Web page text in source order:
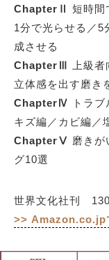
ChapterⅡ 短時間
1分で光らせる／5
成させる
ChapterⅢ
上級
立体感を出す磨き
ChapterⅣ
トラブ
キズ編／カビ編／
ChapterⅤ 磨きが
グ10選
世界文化社刊
>> Amazon.co.jp